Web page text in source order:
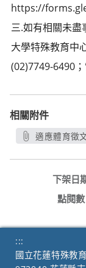
https://
三.如有相關未
大學特殊教育中
(02)7749-6490
相關附件
適應體育徵
下架日
點閱數
:::
國立花蓮特殊教